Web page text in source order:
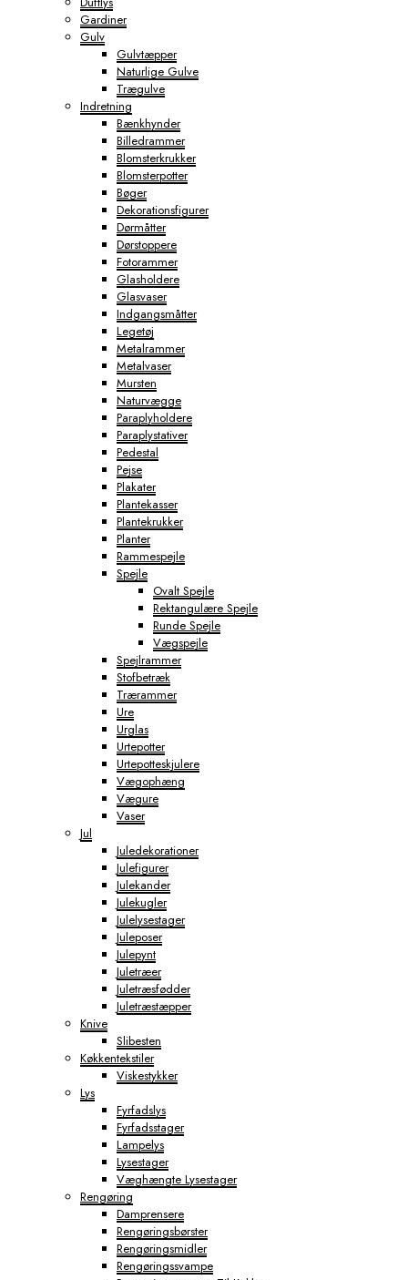
Gardiner
Gulv
Gulvtæpper
Naturlige Gulve
Trægulve
Indretning
Bænkhynder
Billedrammer
Blomsterkrukker
Blomsterpotter
Bøger
Dekorationsfigurer
Dørmåtter
Dørstoppere
Fotorammer
Glasholdere
Glasvaser
Indgangsmåtter
Legetøj
Metalrammer
Metalvaser
Mursten
Naturvægge
Paraplyholdere
Paraplystativer
Pedestal
Pejse
Plakater
Plantekasser
Plantekrukker
Planter
Rammespejle
Spejle
Ovalt Spejle
Rektangulære Spejle
Runde Spejle
Vægspejle
Spejlrammer
Stofbetræk
Trærammer
Ure
Urglas
Urtepotter
Urtepotteskjulere
Vægophæng
Vægure
Vaser
Jul
Juledekorationer
Julefigurer
Julekander
Julekugler
Julelysestager
Juleposer
Julepynt
Juletræer
Juletræsfødder
Juletræstæpper
Knive
Slibesten
Køkkentekstiler
Viskestykker
Lys
Fyrfadslys
Fyrfadsstager
Lampelys
Lysestager
Væghængte Lysestager
Rengøring
Damprensere
Rengøringsbørster
Rengøringsmidler
Rengøringssvampe